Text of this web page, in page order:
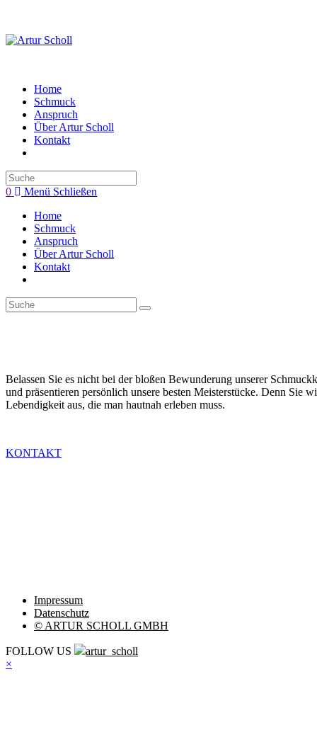
springen
Home
Schmuck
Anspruch
Über Artur Scholl
Kontakt
search
0
Menü Schließen
Home
Schmuck
Anspruch
Über Artur Scholl
Kontakt
search
Belassen Sie es nicht bei der bloßen Bewunderung unserer
und präsentieren persönlich unsere besten Meisterstücke. Denn Sie
Lebendigkeit aus, die man hautnah erleben muss.
KONTAKT
Impressum
Datenschutz
© ARTUR SCHOLL GMBH
FOLLOW US
artur_scholl
×